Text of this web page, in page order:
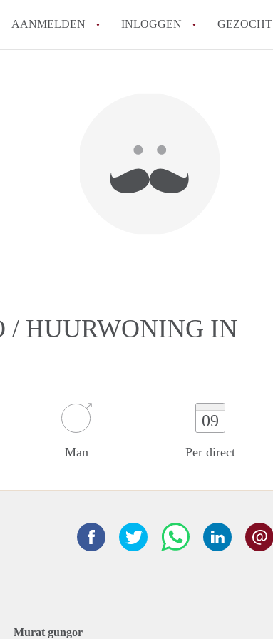
AANMELDEN INLOGGEN GEZOCHT
Haarlem?
/ HUURWONING IN
Man
09
Per direct
Murat gungor